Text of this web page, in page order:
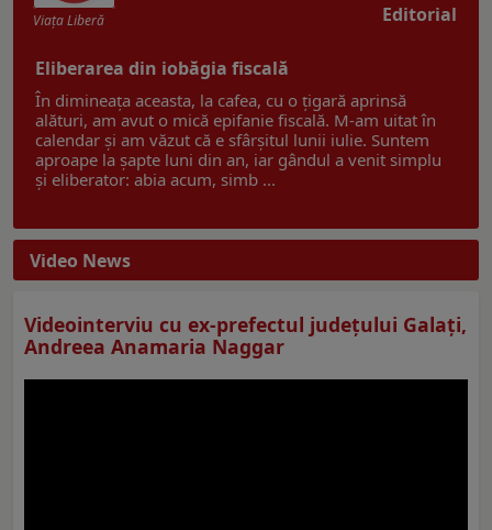
Editorial
Viaţa Liberă
Eliberarea din iobăgia fiscală
În dimineața aceasta, la cafea, cu o țigară aprinsă
alături, am avut o mică epifanie fiscală. M-am uitat în
calendar și am văzut că e sfârșitul lunii iulie. Suntem
aproape la șapte luni din an, iar gândul a venit simplu
și eliberator: abia acum, simb ...
Video News
Videointerviu cu ex-prefectul judeţului Galaţi,
Andreea Anamaria Naggar